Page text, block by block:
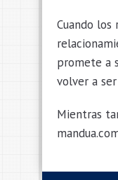
Cuando
promete a
volver a
Mientras